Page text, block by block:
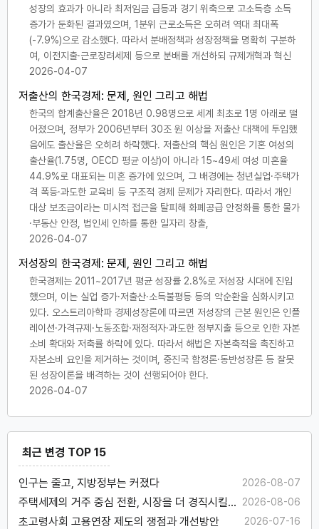
성장의 효과가 아니라 최저임금 급등과 경기 위축으로 고소득층 소득
증가가 둔화된 결과였으며, 1분위 근로소득은 오히려 역대 최대폭
(-7.9%)으로 감소했다. 따라서 분배정책과 성장정책을 명확히 구분하
여, 이전지출·근로장려세제 등으로 분배를 개선하되 규제개혁과 혁신
2026-04-07
저출산의 한국경제: 문제, 원인 그리고 해법
한국의 합계출산율은 2018년 0.98명으로 세계 최초로 1명 아래로 떨
어졌으며, 정부가 2006년부터 30조 원 이상을 저출산 대책에 투입했
음에도 출산율은 오히려 하락했다. 저출산의 핵심 원인은 기혼 여성의
출산율(1.75명, OECD 평균 이상)이 아니라 15~49세 여성 미혼율
44.9%로 대표되는 미혼 증가에 있으며, 그 배경에는 청년실업·주택가
격 폭등·과도한 교육비 등 구조적 경제 문제가 자리한다. 따라서 개인
대상 보조금이라는 미시적 접근을 탈피해 화폐공급 안정화를 통한 물가
·부동산 안정, 법인세 인하를 통한 일자리 창출,
2026-04-07
저성장의 한국경제: 문제, 원인 그리고 해법
한국경제는 2011~2017년 평균 성장률 2.8%로 저성장 시대에 진입
했으며, 이는 실업 증가·저출산·소득불평등 등의 악순환을 심화시키고
있다. 오스트리아학파 경제성장론에 따르면 저성장의 근본 원인은 인플
레이션·가격규제·노동조합·재정적자·과도한 정부지출 등으로 인한 자본
소비 확대와 저축률 하락에 있다. 따라서 해법은 자본축적을 촉진하고
자본소비 요인을 제거하는 것이며, 중진국 함정론·동반성장론 등 잘못
된 성장이론을 배격하는 것이 선행되어야 한다.
2026-04-07
최근 변경 TOP 15
인구는 줄고, 지방정부는 커졌다 2026-08-07
주택세제의 거주 중심 전환, 시장을 더 경직시킬
수 있다
2026-08-06
초고령사회 고용연장 제도의 쟁점과 개선방안 2026-07-16